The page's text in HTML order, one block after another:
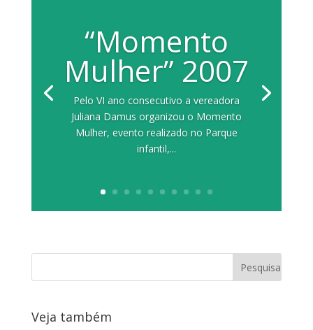
“Momento
Mulher” 2007
Pelo VI ano consecutivo a vereadora
Juliana Damus organizou o Momento
Mulher, evento realizado no Parque
infantil,...
Veja também